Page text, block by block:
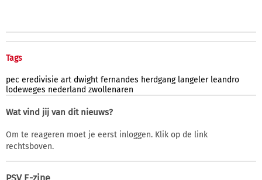
Tags
pec eredivisie art dwight fernandes herdgang langeler leandro
lodeweges nederland zwollenaren
Wat vind jij van dit nieuws?
Om te reageren moet je eerst inloggen. Klik op de link
rechtsboven.